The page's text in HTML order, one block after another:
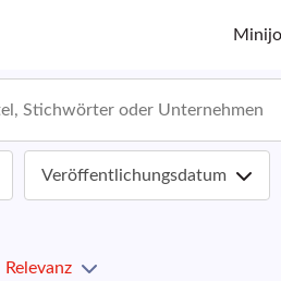
Veröffentlichungsdatum
Relevanz